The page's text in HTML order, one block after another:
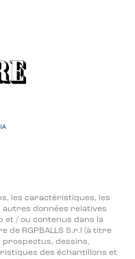
les caractéristiques, les
autres données relatives
/ ou contenus dans la
RGPBALLS S.r.l (à titre
prospectus, dessins,
des échantillons et